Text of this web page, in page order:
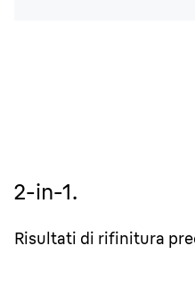
2-in-1.
Risultati di rifinitura